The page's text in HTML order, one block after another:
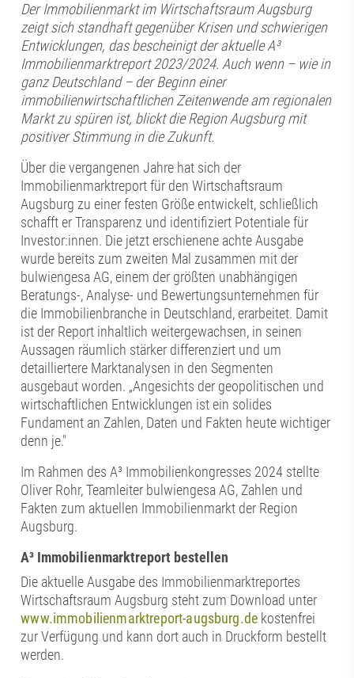
Der Immobilienmarkt im Wirtschaftsraum Augsburg
zeigt sich standhaft gegenüber Krisen und schwierigen
Entwicklungen, das bescheinigt der aktuelle A³
Immobilienmarktreport 2023/2024. Auch wenn – wie in
ganz Deutschland – der Beginn einer
immobilienwirtschaftlichen Zeitenwende am regionalen
Markt zu spüren ist, blickt die Region Augsburg mit
positiver Stimmung in die Zukunft.
Über die vergangenen Jahre hat sich der
Immobilienmarktreport für den Wirtschaftsraum
Augsburg zu einer festen Größe entwickelt, schließlich
schafft er Transparenz und identifiziert Potentiale für
Investor:innen. Die jetzt erschienene achte Ausgabe
wurde bereits zum zweiten Mal zusammen mit der
bulwiengesa AG, einem der größten unabhängigen
Beratungs-, Analyse- und Bewertungsunternehmen für
die Immobilienbranche in Deutschland, erarbeitet. Damit
ist der Report inhaltlich weitergewachsen, in seinen
Aussagen räumlich stärker differenziert und um
detailliertere Marktanalysen in den Segmenten
ausgebaut worden. „Angesichts der geopolitischen und
wirtschaftlichen Entwicklungen ist ein solides
Fundament an Zahlen, Daten und Fakten heute wichtiger
denn je."
Im Rahmen des A³ Immobilienkongresses 2024 stellte
Oliver Rohr, Teamleiter bulwiengesa AG, Zahlen und
Fakten zum aktuellen Immobilienmarkt der Region
Augsburg.
A³ Immobilienmarktreport bestellen
Die aktuelle Ausgabe des Immobilienmarktreportes
Wirtschaftsraum Augsburg steht zum Download unter
www.immobilienmarktreport-augsburg.de kostenfrei
zur Verfügung und kann dort auch in Druckform bestellt
werden.